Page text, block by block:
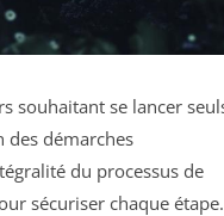
souhaitant se lancer
des démarches
du processus de
sécuriser chaque étape.